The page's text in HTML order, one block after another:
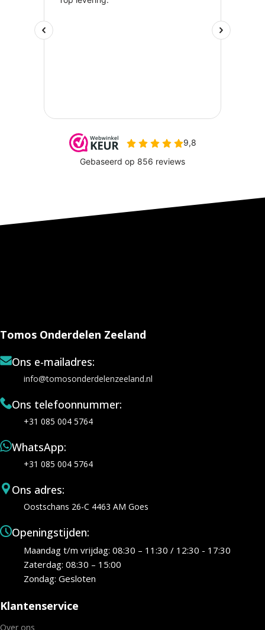
Tomos Onderdelen Zeeland
Ons e-mailadres:
info@tomosonderdelenzeeland.nl
Ons telefoonnummer:
+31 085 004 5764
WhatsApp:
+31 085 004 5764
Ons adres:
Oostschans 26-C 4463 AM Goes
Openingstijden:
Maandag t/m vrijdag: 08:30 – 11:30 / 12:30 - 17:30
Zaterdag: 08:30 – 15:00
Zondag: Gesloten
Klantenservice
Over ons